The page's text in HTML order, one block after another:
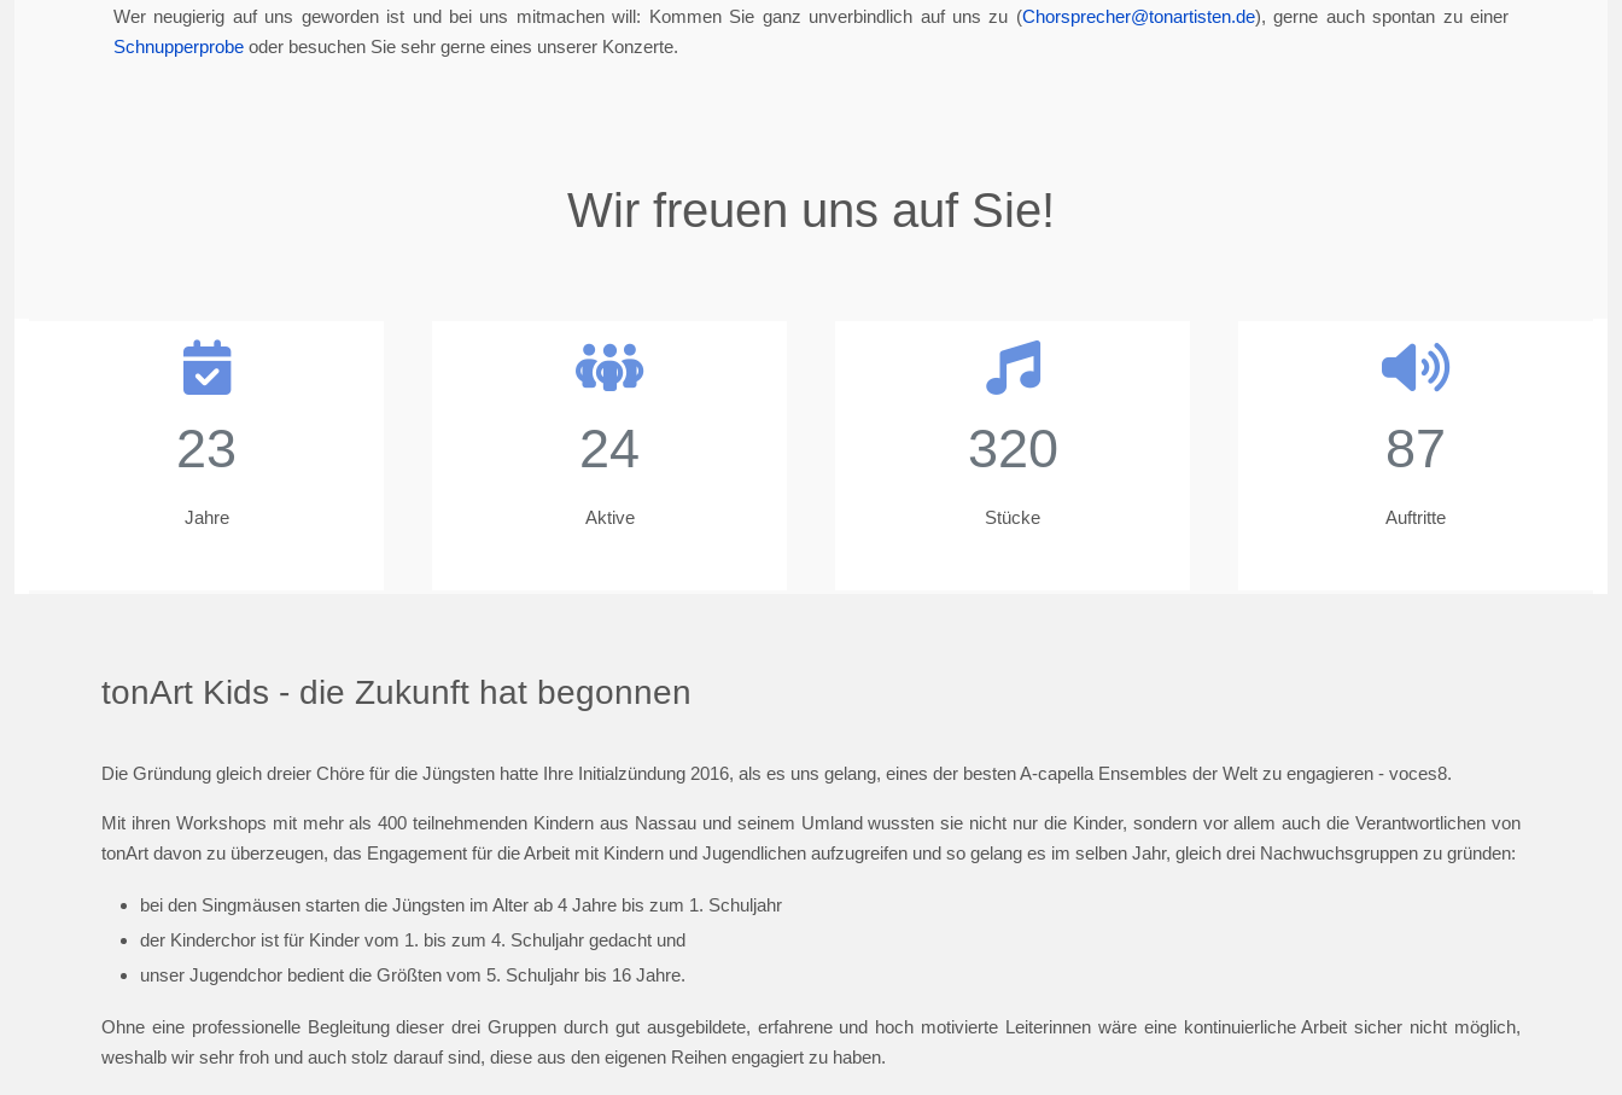
Wer neugierig auf uns geworden ist und bei uns mitmachen will: Kommen Sie ganz unverbindlich auf uns zu (Chorsprecher@tonartisten.de), gerne auch spontan zu einer
Schnupperprobe oder besuchen Sie sehr gerne eines unserer Konzerte.
Wir freuen uns auf Sie!
23
Jahre
24
Aktive
320
Stücke
87
Auftritte
tonArt Kids - die Zukunft hat begonnen
Die Gründung gleich dreier Chöre für die Jüngsten hatte Ihre Initialzündung 2016, als es uns gelang, eines der besten A-capella Ensembles der Welt zu engagieren - voces8.
Mit ihren Workshops mit mehr als 400 teilnehmenden Kindern aus Nassau und seinem Umland wussten sie nicht nur die Kinder, sondern vor allem auch die Verantwortlichen von
tonArt davon zu überzeugen, das Engagement für die Arbeit mit Kindern und Jugendlichen aufzugreifen und so gelang es im selben Jahr, gleich drei Nachwuchsgruppen zu gründen:
bei den Singmäusen starten die Jüngsten im Alter ab 4 Jahre bis zum 1. Schuljahr
der Kinderchor ist für Kinder vom 1. bis zum 4. Schuljahr gedacht und
unser Jugendchor bedient die Größten vom 5. Schuljahr bis 16 Jahre.
Ohne eine professionelle Begleitung dieser drei Gruppen durch gut ausgebildete, erfahrene und hoch motivierte Leiterinnen wäre eine kontinuierliche Arbeit sicher nicht möglich,
weshalb wir sehr froh und auch stolz darauf sind, diese aus den eigenen Reihen engagiert zu haben.